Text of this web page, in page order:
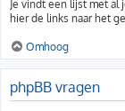
Je vindt een lijst met al
hier de links naar het
Omhoog
phpBB vragen